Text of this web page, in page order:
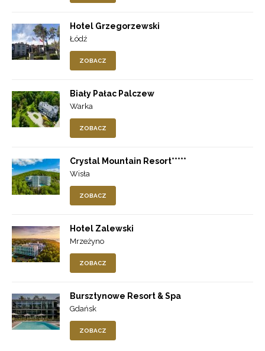
Hotel Grzegorzewski
Łódź
ZOBACZ
Biały Pałac Palczew
Warka
ZOBACZ
Crystal Mountain Resort*****
Wisła
ZOBACZ
Hotel Zalewski
Mrzeżyno
ZOBACZ
Bursztynowe Resort & Spa
Gdańsk
ZOBACZ